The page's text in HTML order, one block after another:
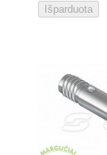
Išparduota